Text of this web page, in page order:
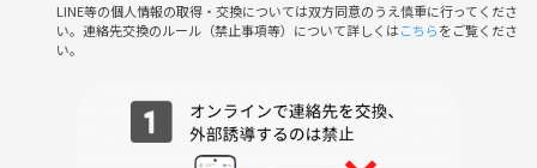
LINE等の個人情報の取得・交換については双方同意のうえ慎重に行ってくださ
い。連絡先交換のルール（禁止事項等）について詳しくはこちらをご覧くださ
い。